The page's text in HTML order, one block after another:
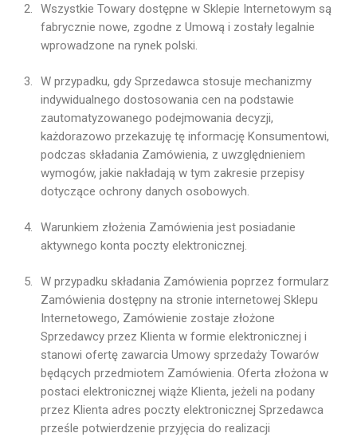
Wszystkie Towary dostępne w Sklepie Internetowym są
fabrycznie nowe, zgodne z Umową i zostały legalnie
wprowadzone na rynek polski.
W przypadku, gdy Sprzedawca stosuje mechanizmy
indywidualnego dostosowania cen na podstawie
zautomatyzowanego podejmowania decyzji,
każdorazowo przekazuję tę informację Konsumentowi,
podczas składania Zamówienia, z uwzględnieniem
wymogów, jakie nakładają w tym zakresie przepisy
dotyczące ochrony danych osobowych.
Warunkiem złożenia Zamówienia jest posiadanie
aktywnego konta poczty elektronicznej.
W przypadku składania Zamówienia poprzez formularz
Zamówienia dostępny na stronie internetowej Sklepu
Internetowego, Zamówienie zostaje złożone
Sprzedawcy przez Klienta w formie elektronicznej i
stanowi ofertę zawarcia Umowy sprzedaży Towarów
będących przedmiotem Zamówienia. Oferta złożona w
postaci elektronicznej wiąże Klienta, jeżeli na podany
przez Klienta adres poczty elektronicznej Sprzedawca
prześle potwierdzenie przyjęcia do realizacji